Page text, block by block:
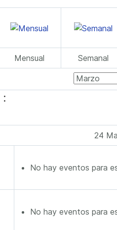
Mensual Semanal
:
24
No hay eventos para
No hay eventos para